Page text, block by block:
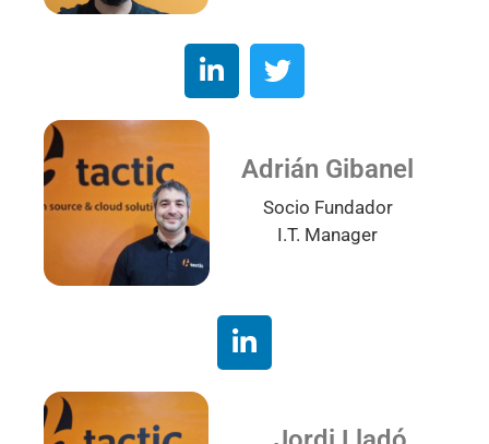
Adrián Gibanel
Socio Fundador
I.T. Manager